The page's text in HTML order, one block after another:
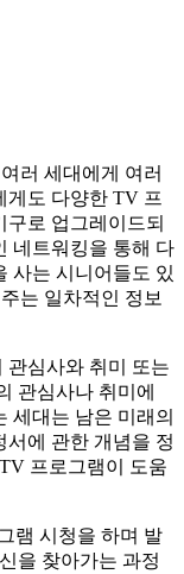
러 세대에게 여러
게도 다양한 TV 프
로 업그레이드되
네트워킹을 통해 다
사는 시니어들도 있
는 일차적인 정보
관심사와 취미 또는
관심사나 취미에
세대는 남은 미래의
에 관한 개념을 정
프로그램이 도움
램 시청을 하며 발
을 찾아가는 과정